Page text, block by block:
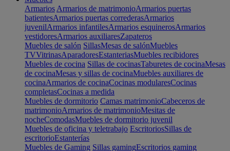
Armarios Armarios de matrimonioArmarios puertas
batientesArmarios puertas correderasArmarios
juvenilArmarios infantilesArmarios esquinerosArmarios
vestidoresArmarios auxiliaresZapateros
Muebles de salón SillasMesas de salónMuebles
TVVitrinasAparadoresEstanteriasMuebles recibidores
Muebles de cocina Sillas de cocinasTaburetes de cocinaMesas
de cocinaMesas y sillas de cocinaMuebles auxiliares de
cocinaArmarios de cocinaCocinas modularesCocinas
completasCocinas a medida
Muebles de dormitorio Camas matrimonioCabeceros de
matrimonioArmarios de matrimonioMesitas de
nocheComodasMuebles de dormitorio juvenil
Muebles de oficina y teletrabajo EscritoriosSillas de
escritorioEstanterías
Muebles de Gaming Sillas gamingEscritorios gaming